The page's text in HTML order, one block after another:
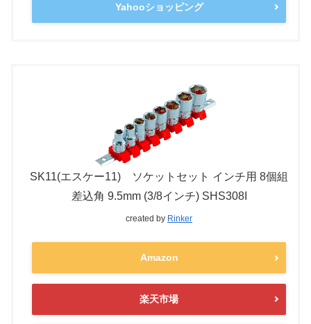
Yahooショッピング
SK11(エスケー11) ソケットセット インチ用 8個組
差込角 9.5mm (3/8インチ) SHS308I
created by Rinker
Amazon
楽天市場